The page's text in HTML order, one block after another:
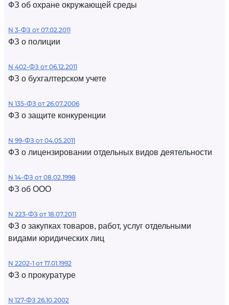
ФЗ об охране окружающей среды
N 3-ФЗ от 07.02.2011
ФЗ о полиции
N 402-ФЗ от 06.12.2011
ФЗ о бухгалтерском учете
N 135-ФЗ от 26.07.2006
ФЗ о защите конкуренции
N 99-ФЗ от 04.05.2011
ФЗ о лицензировании отдельных видов деятельности
N 14-ФЗ от 08.02.1998
ФЗ об ООО
N 223-ФЗ от 18.07.2011
ФЗ о закупках товаров, работ, услуг отдельными
видами юридических лиц
N 2202-1 от 17.01.1992
ФЗ о прокуратуре
N 127-ФЗ 26.10.2002